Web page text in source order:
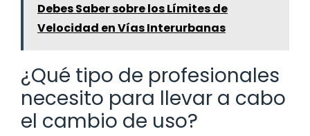
Debes Saber sobre los Límites de
Velocidad en Vías Interurbanas
¿Qué tipo de profesionales
necesito para llevar a cabo
el cambio de uso?